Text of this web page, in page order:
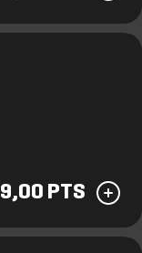
9,00 PTS